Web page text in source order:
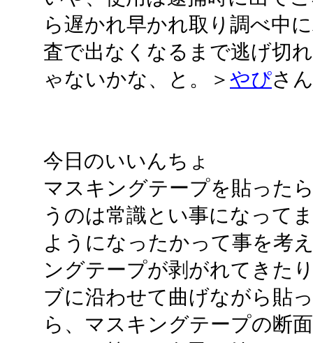
ら遅かれ早かれ取り調べ中
査で出なくなるまで逃げ切
ゃないかな、と。＞ やぴさん
今日のいいんちょ
マスキングテープを貼った
うのは常識とい事になって
ようになったかって事を考
ングテープが剥がれてきた
ブに沿わせて曲げながら貼
ら、マスキングテープの断